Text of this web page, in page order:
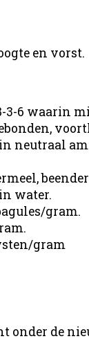
en vorst.
3-6 waarin
in neutraal
water.
gram.
gram
onder de